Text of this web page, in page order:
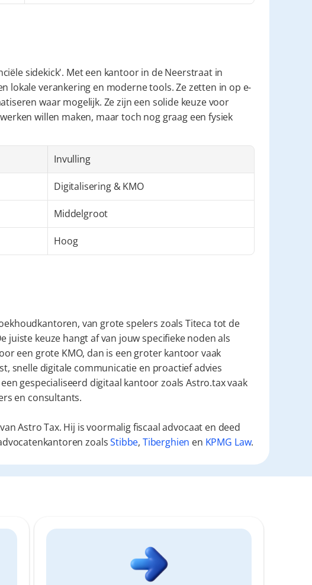
sidekick'. Met een kantoor in de Neerstraat in
lokale verankering en moderne tools. Ze zetten in op e-
waar mogelijk. Ze zijn een solide keuze voor
willen maken, maar toch nog graag een fysiek
Invulling
Digitalisering & KMO
Middelgroot
Hoog
van grote spelers zoals Titeca tot de
juiste keuze hangt af van jouw specifieke noden als
een grote KMO, dan is een groter kantoor vaak
snelle digitale communicatie en proactief advies
gespecialiseerd digitaal kantoor zoals Astro.tax vaak
en consultants.
Astro Tax. Hij is voormalig fiscaal advocaat en deed
zoalsStibbe, Tiberghien en KPMG Law.